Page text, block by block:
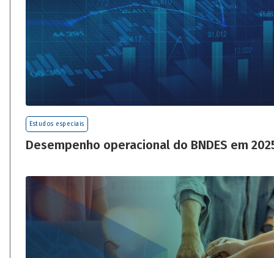
Estudos especiais
Desempenho operacional do BNDES em